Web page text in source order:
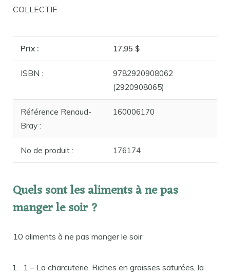
COLLECTIF.
Prix : 17,95 $
ISBN :
9782920908062
(2920908065)
Référence Renaud-
Bray :
160006170
No de produit : 176174
Quels sont les aliments à ne pas
manger le soir ?
10 aliments à ne pas manger le soir
1 – La charcuterie. Riches en graisses saturées, la